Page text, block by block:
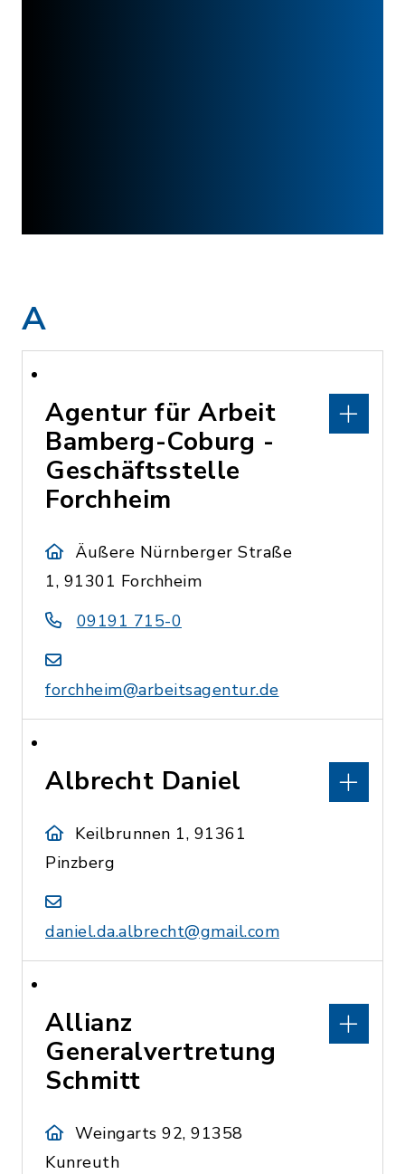
A
Agentur für Arbeit
Bamberg-Coburg -
Geschäftsstelle
Forchheim
Äußere Nürnberger Straße
1, 91301 Forchheim
09191 715-0
forchheim@arbeitsagentur.de
Albrecht Daniel
Keilbrunnen 1, 91361
Pinzberg
daniel.da.albrecht@gmail.com
Allianz
Generalvertretung
Schmitt
Weingarts 92, 91358
Kunreuth